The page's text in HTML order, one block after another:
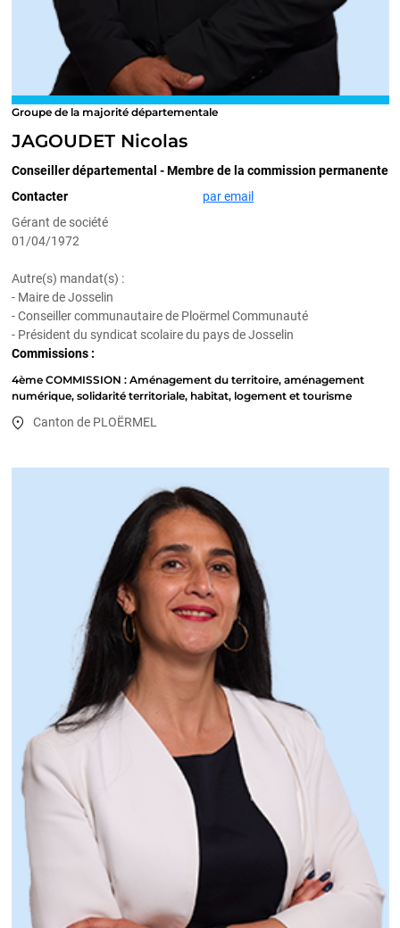
Groupe de la majorité départementale
JAGOUDET Nicolas
Conseiller départemental - Membre de la commission permanente
Contacter
par email
Gérant de société
01/04/1972
Autre(s) mandat(s) :
- Maire de Josselin
- Conseiller communautaire de Ploërmel Communauté
- Président du syndicat scolaire du pays de Josselin
Commissions :
4ème COMMISSION : Aménagement du territoire, aménagement
numérique, solidarité territoriale, habitat, logement et tourisme
Canton de PLOËRMEL